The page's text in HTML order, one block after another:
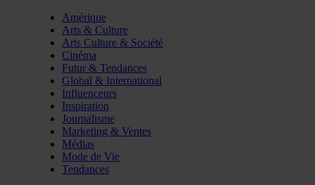
Amérique
Arts & Culture
Arts Culture & Société
Cinéma
Futur & Tendances
Global & International
Influenceurs
Inspiration
Journalisme
Marketing & Ventes
Médias
Mode de Vie
Tendances